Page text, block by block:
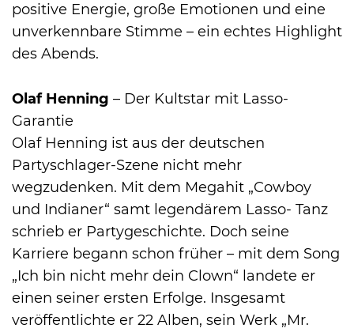
positive Energie, große Emotionen und eine
unverkennbare Stimme – ein echtes Highlight
des Abends.
Olaf Henning – Der Kultstar mit Lasso-
Garantie
Olaf Henning ist aus der deutschen
Partyschlager-Szene nicht mehr
wegzudenken. Mit dem Megahit „Cowboy
und Indianer“ samt legendärem Lasso- Tanz
schrieb er Partygeschichte. Doch seine
Karriere begann schon früher – mit dem Song
„Ich bin nicht mehr dein Clown“ landete er
einen seiner ersten Erfolge. Insgesamt
veröffentlichte er 22 Alben, sein Werk „Mr.